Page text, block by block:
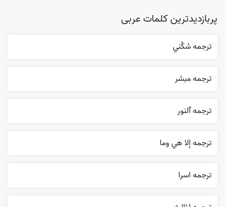
پربازدیدترین کلمات عربی
ترجمه سُکْني
ترجمه مبشر
ترجمه ٱلنور
ترجمه إلا هي وما
ترجمه اسرا